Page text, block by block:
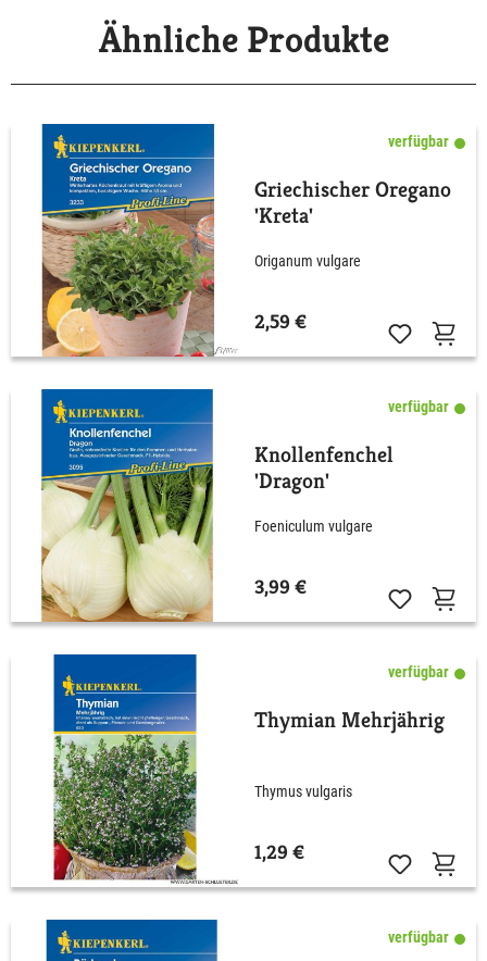
Ähnliche Produkte
verfügbar
Griechischer Oregano
'Kreta'
Origanum vulgare
2,59 €
verfügbar
Knollenfenchel
'Dragon'
Foeniculum vulgare
3,99 €
verfügbar
Thymian Mehrjährig
Thymus vulgaris
1,29 €
verfügbar